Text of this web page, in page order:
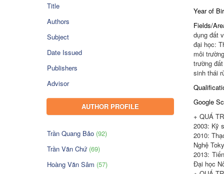
Title
Authors
Subject
Date Issued
Publishers
Advisor
AUTHOR PROFILE
Trần Quang Bảo (92)
Trần Văn Chứ (69)
Hoàng Văn Sâm (57)
Year of
Fields/
dụng đất
đại học:
môi
trường
sinh thái
Google
+ QUÁ
2003: Kỹ
2010:
Nghệ
2013:
Đại học